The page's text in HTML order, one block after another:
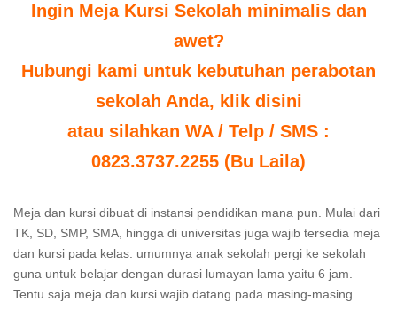
Ingin Meja Kursi Sekolah minimalis dan
awet?
Hubungi kami untuk kebutuhan perabotan
sekolah Anda, klik disini
atau silahkan WA / Telp / SMS :
0823.3737.2255 (Bu Laila)
Meja dan kursi dibuat di instansi pendidikan mana pun. Mulai dari
TK, SD, SMP, SMA, hingga di universitas juga wajib tersedia meja
dan kursi pada kelas. umumnya anak sekolah pergi ke sekolah
guna untuk belajar dengan durasi lumayan lama yaitu 6 jam.
Tentu saja meja dan kursi wajib datang pada masing-masing